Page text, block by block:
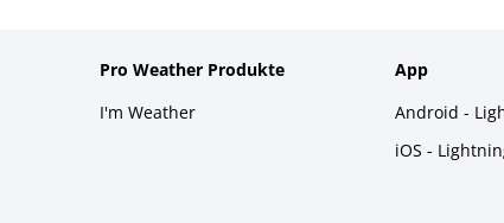
Pro Weather Produkte
I'm Weather
App
Android -
iOS -